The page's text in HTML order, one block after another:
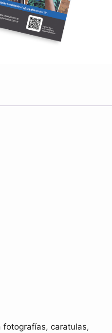
fotografías, caratulas,